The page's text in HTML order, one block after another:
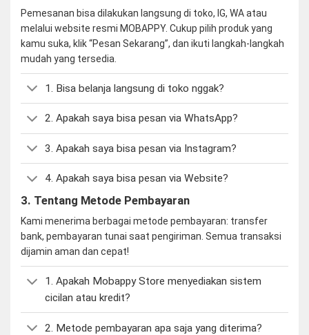
Pemesanan bisa dilakukan langsung di toko, IG, WA atau
melalui website resmi MOBAPPY. Cukup pilih produk yang
kamu suka, klik “Pesan Sekarang”, dan ikuti langkah-langkah
mudah yang tersedia.
1. Bisa belanja langsung di toko nggak?
2. Apakah saya bisa pesan via WhatsApp?
3. Apakah saya bisa pesan via Instagram?
4. Apakah saya bisa pesan via Website?
3. Tentang Metode Pembayaran
Kami menerima berbagai metode pembayaran: transfer
bank, pembayaran tunai saat pengiriman. Semua transaksi
dijamin aman dan cepat!
1. Apakah Mobappy Store menyediakan sistem
cicilan atau kredit?
2. Metode pembayaran apa saja yang diterima?